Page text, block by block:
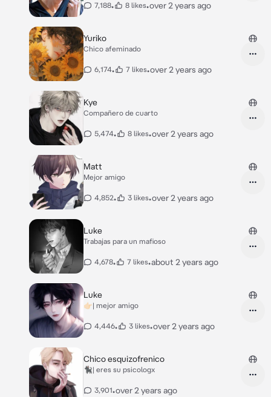
7,188• 8 likes•over 2 years ago
Yuriko
Chico afeminado
6,174• 7 likes•over 2 years ago
Kye
Compañero de cuarto
5,474• 8 likes•over 2 years ago
Matt
Mejor amigo
4,852• 3 likes•over 2 years ago
Luke
Trabajas para un mafioso
4,678• 7 likes•about 2 years ago
Luke
👉🏻| mejor amigo
4,446• 3 likes•over 2 years ago
Chico esquizofrenico
🐈‍⬛| eres su psicologx
3,901•over 2 years ago